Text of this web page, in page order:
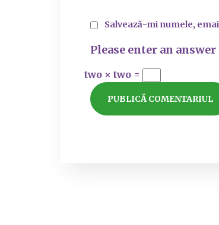
Salvează-mi numele,
Please enter an
two × two =